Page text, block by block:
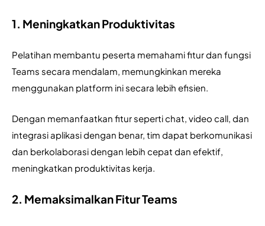
1. Meningkatkan Produktivitas
Pelatihan membantu peserta memahami fitur dan fungsi
Teams secara mendalam, memungkinkan mereka
menggunakan platform ini secara lebih efisien.
Dengan memanfaatkan fitur seperti chat, video call, dan
integrasi aplikasi dengan benar, tim dapat berkomunikasi
dan berkolaborasi dengan lebih cepat dan efektif,
meningkatkan produktivitas kerja.
2. Memaksimalkan Fitur Teams